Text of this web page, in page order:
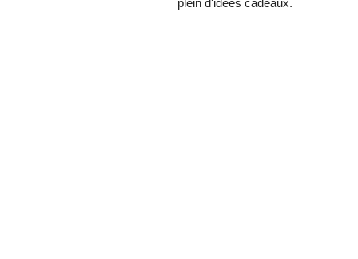
plein d'idées cadeaux.